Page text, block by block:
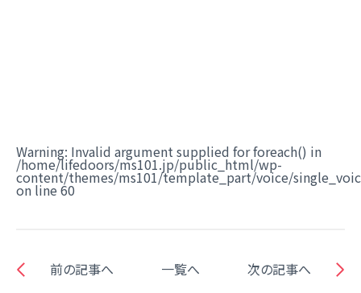
Warning: Invalid argument supplied for foreach() in
/home/lifedoors/ms101.jp/public_html/wp-
content/themes/ms101/template_part/voice/
on line 60
前の記事へ 一覧へ 次の記事へ